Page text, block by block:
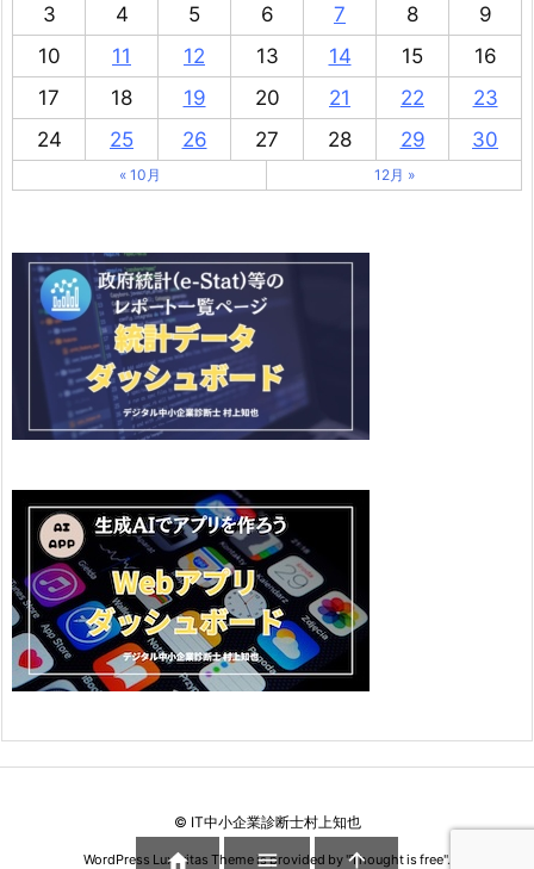
3
4 5 6 7 8
9
10
11 12 13 14 15
16
17
18 19 20 21 22
23
24
25 26 27 28 29 30
« 10月 12月 »
© IT中小企業診断士村上知也
WordPress Luxeritas Theme is provided by "Thought is free".
  